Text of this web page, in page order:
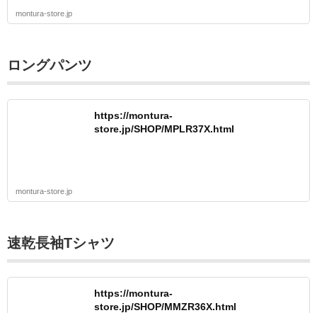
montura-store.jp
ロングパンツ
https://montura-
store.jp/SHOP/MPLR37X.html
montura-store.jp
速乾長袖Tシャツ
https://montura-
store.jp/SHOP/MMZR36X.html